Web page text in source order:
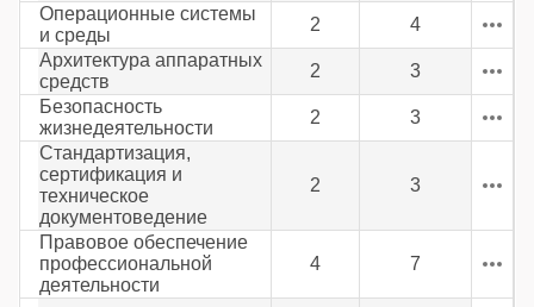
Операционные системы
и среды
2
4
Архитектура аппаратных
средств
2
3
Безопасность
жизнедеятельности
2
3
Стандартизация,
сертификация и
техническое
документоведение
2 3
Правовое обеспечение
профессиональной
деятельности
4 7